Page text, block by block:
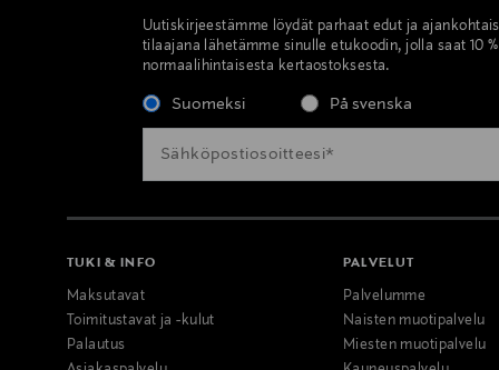
Uutiskirjeestämme löydät parhaat edut ja
tilaajana lähetämme sinulle etukoodin, jolla saat 10
normaalihintaisesta kertaostoksesta.
Suomeksi På svenska
TUKI & INFO
Maksutavat
Toimitustavat ja -kulut
Palautus
PALVELUT
Palvelumme
Naisten muotipalvelu
Miesten muotipalvelu